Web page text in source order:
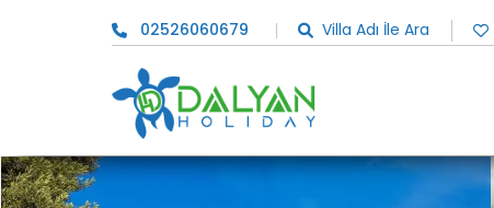
02526060679 Villa Adı İle Ara